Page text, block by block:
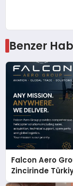
Benzer
Falcon Aero
Zincirinde